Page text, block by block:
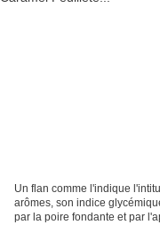
Un flan comme l'indique
arômes, son indice
par la poire fondante et par